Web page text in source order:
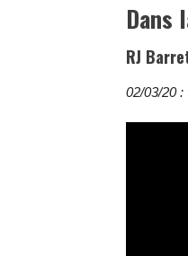
Dans
RJ
02/03/20